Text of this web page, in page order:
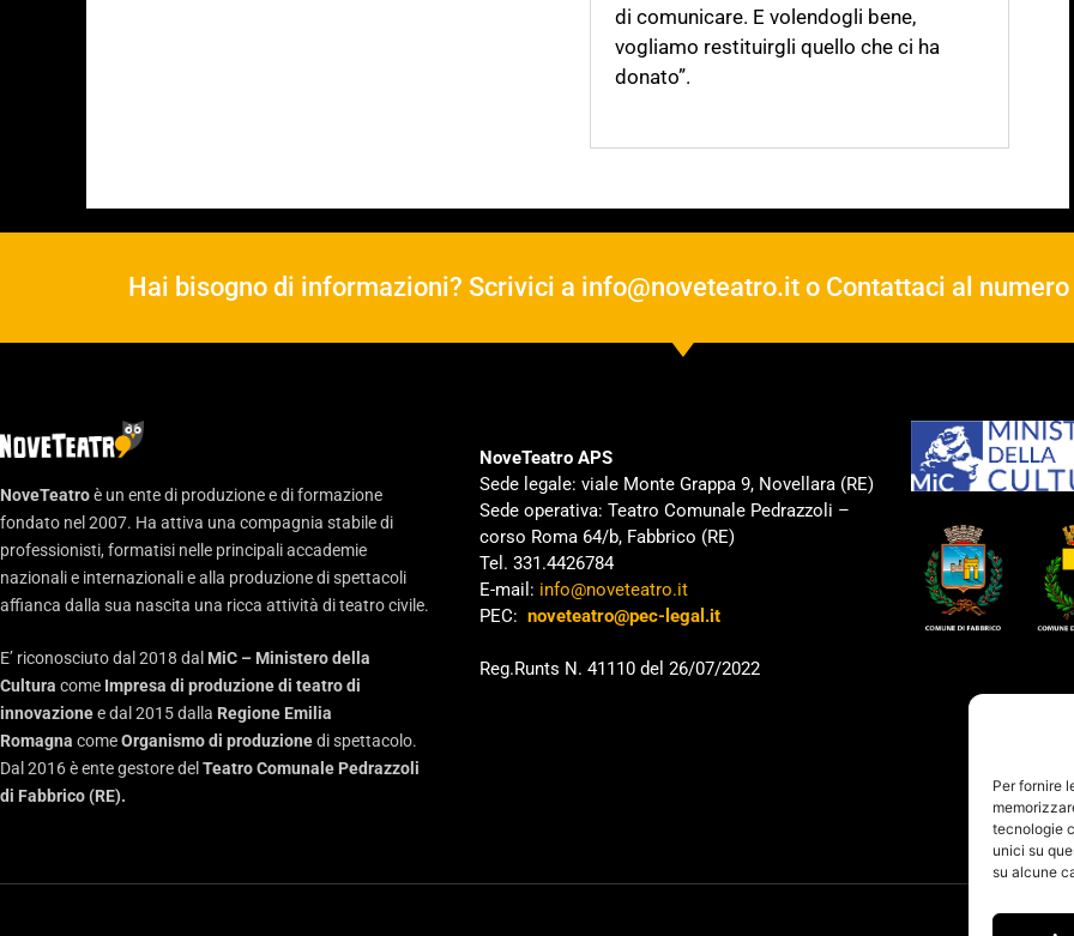
Per fornire
tecnologie
unici su
su alcune
di comunicare. E volendogli bene,
vogliamo restituirgli quello che ci ha
donato”.
Hai bisogno di informazioni? Scrivici a info@noveteatro.it o Contattaci al numero
NoveTeatroè un ente di produzione e di formazione
fondato nel 2007. Ha attiva una compagnia stabile di
professionisti, formatisi nelle principali accademie
nazionali e internazionali e alla produzione di spettacoli
affianca dalla sua nascita una ricca attività di teatro civile.
E’ riconosciuto dal 2018 dal MiC – Ministero della
Cultura come Impresa di produzione di teatro di
innovazionee dal 2015 dalla Regione Emilia
Romagna comeOrganismo di produzionedi spettacolo.
Dal 2016 è ente gestore delTeatro Comunale Pedrazzoli
di Fabbrico (RE).
NoveTeatro APS
Sede legale: viale Monte Grappa 9, Novellara (RE)
Sede operativa: Teatro Comunale Pedrazzoli –
corso Roma 64/b, Fabbrico (RE)
Tel. 331.4426784
E-mail: info@noveteatro.it
PEC: noveteatro@pec-legal.it
Reg.Runts N. 41110 del 26/07/2022